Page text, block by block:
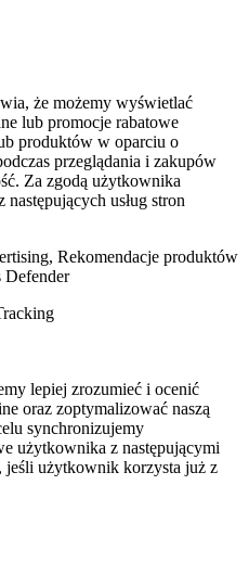
że możemy wyświetlać
lub promocje rabatowe
produktów w oparciu o
przeglądania i zakupów
Za zgodą użytkownika
usług stron
Rekomendacje produktów
Defender
lepiej zrozumieć i ocenić
oraz zoptymalizować naszą
synchronizujemy
użytkownika z następującymi
jeśli użytkownik korzysta już z